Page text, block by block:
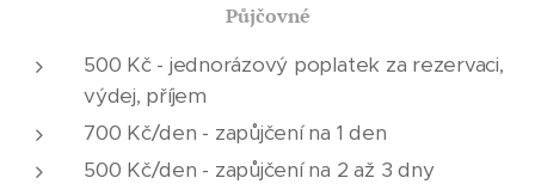
Půjčovné
500 Kč - jednorázový poplatek za rezervaci,
výdej, příjem
700 Kč/den - zapůjčení na 1 den
500 Kč/den - zapůjčení na 2 až 3 dny